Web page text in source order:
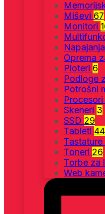
Miševi 67
Monitori
Napajanja
Oprema
Ploteri 6
Podloge
Potrošni
Procesori
Skeneri 3
SSD 29
Tableti 44
Tastature
Toneri 26
Torbe za
Web